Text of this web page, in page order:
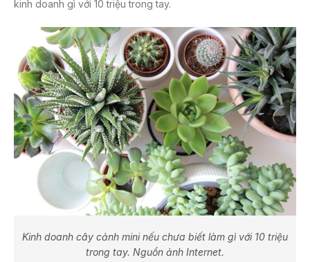
kinh doanh gì với 10 triệu trong tay.
Kinh doanh cây cảnh mini nếu chưa biết làm gì với 10 triệu
trong tay. Nguồn ảnh Internet.